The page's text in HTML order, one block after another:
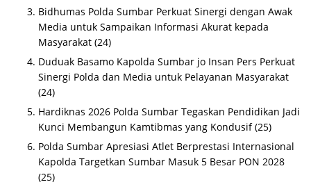
Bidhumas Polda Sumbar Perkuat Sinergi dengan Awak
Media untuk Sampaikan Informasi Akurat kepada
Masyarakat (24)
Duduak Basamo Kapolda Sumbar jo Insan Pers Perkuat
Sinergi Polda dan Media untuk Pelayanan Masyarakat
(24)
Hardiknas 2026 Polda Sumbar Tegaskan Pendidikan Jadi
Kunci Membangun Kamtibmas yang Kondusif (25)
Polda Sumbar Apresiasi Atlet Berprestasi Internasional
Kapolda Targetkan Sumbar Masuk 5 Besar PON 2028
(25)